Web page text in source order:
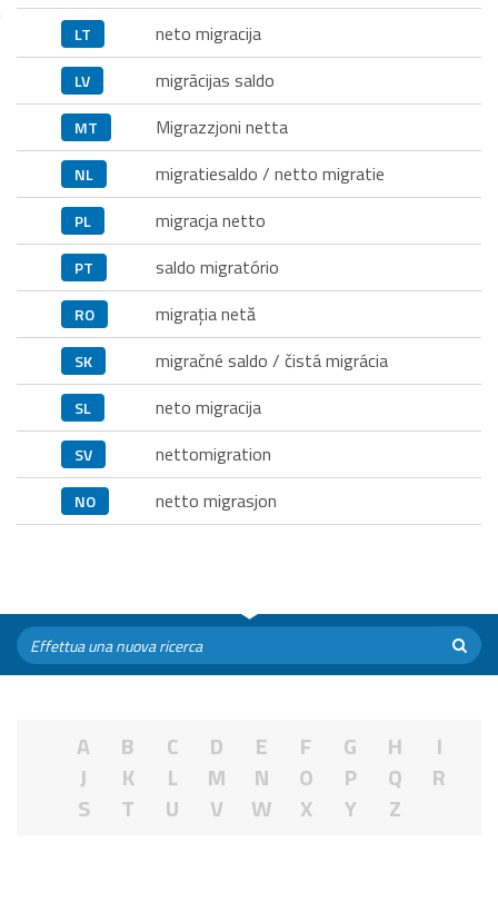
LT neto migracija
LV migrācijas saldo
MT Migrazzjoni netta
NL migratiesaldo / netto migratie
PL migracja netto
PT saldo migratório
RO migraţia netă
SK migračné saldo / čistá migrácia
SL neto migracija
SV nettomigration
NO netto migrasjon
A B C D E F G H
I
J
K L M N O P Q
R
S
T U V W X Y Z